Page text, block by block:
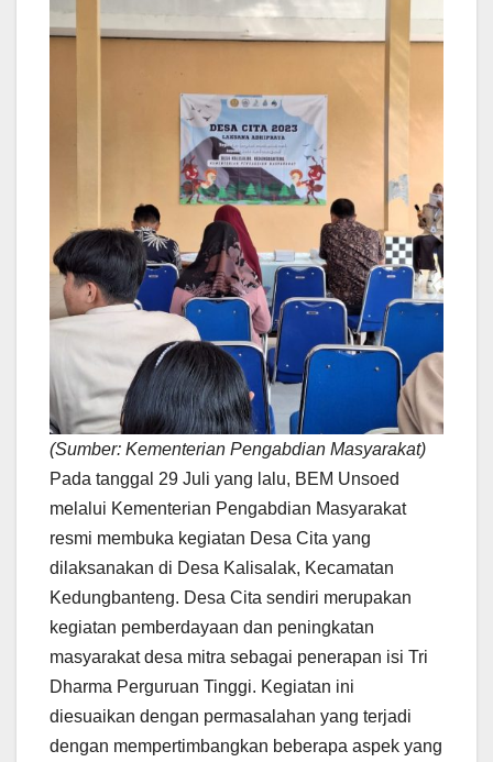
(Sumber: Kementerian Pengabdian Masyarakat)
Pada tanggal 29 Juli yang lalu, BEM Unsoed
melalui Kementerian Pengabdian Masyarakat
resmi membuka kegiatan Desa Cita yang
dilaksanakan di Desa Kalisalak, Kecamatan
Kedungbanteng. Desa Cita sendiri merupakan
kegiatan pemberdayaan dan peningkatan
masyarakat desa mitra sebagai penerapan isi Tri
Dharma Perguruan Tinggi. Kegiatan ini
diesuaikan dengan permasalahan yang terjadi
dengan mempertimbangkan beberapa aspek yang